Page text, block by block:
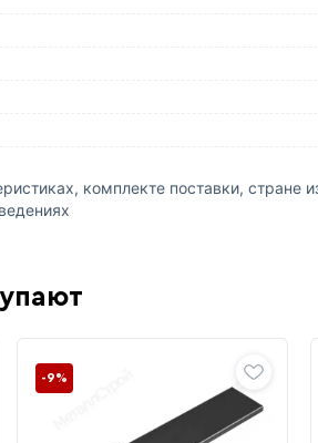
комплекте поставки, стране
-9%